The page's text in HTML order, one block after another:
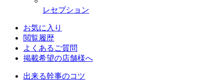
レセプション
お気に入り
閲覧履歴
よくあるご質問
掲載希望の店舗様へ
出来る幹事のコツ